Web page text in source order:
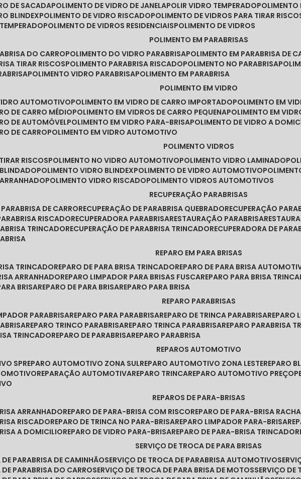
DE SACADA POLIMENTO DE VIDRO DE JANELA POLIR VIDRO TEMPERADO
BLINDEX POLIMENTO DE VIDRO RISCADO POLIMENTO DE VIDROS PARA TIRAR
POLIMENTO DE VIDROS RESIDENCIAIS POLIMENTO DE VIDROS
POLIMENTO EM PARABRISAS
DO CARRO POLIMENTO DO VIDRO PARABRISA POLIMENTO EM PARABRISA DE
TIRAR RISCOS POLIMENTO PARABRISA RISCADO POLIMENTO NO PARABRISA
POLIMENTO VIDRO PARABRISA POLIMENTO EM PARABRISA
POLIMENTO EM VIDRO
AUTOMOTIVO POLIMENTO EM VIDRO DE CARRO IMPORTADO POLIMENTO EM
DE CARRO MÉDIO POLIMENTO EM VIDROS DE CARRO PEQUENA POLIMENTO EM
DE AUTOMÓVEL POLIMENTO EM VIDRO PARA-BRISA POLIMENTO DE VIDRO A
DE CARRO POLIMENTO EM VIDRO AUTOMOTIVO
POLIMENTO VIDROS
RISCOS POLIMENTO NO VIDRO AUTOMOTIVO POLIMENTO VIDRO LAMINADO
POLIMENTO VIDRO BLINDEX POLIMENTO DE VIDRO AUTOMOTIVO
POLIMENTO VIDRO RISCADO POLIMENTO VIDROS AUTOMOTIVOS
RECUPERAÇÃO PARABRISAS
PARABRISA DE CARRO RECUPERAÇÃO DE PARABRISA QUEBRADO RECUPERAÇÃO
RISCADO RECUPERADORA PARABRISA RESTAURAÇÃO PARABRISA
TRINCADO RECUPERAÇÃO DE PARABRISA TRINCADO RECUPERADORA DE
REPARO EM PARA BRISAS
TRINCADO REPARO DE PARA BRISA TRINCADO REPARO DE PARA BRISA
ARRANHADO REPARO LIMPADOR PARA BRISAS FUSCA REPARO PARA BRISA
BRISA REPARO DE PARA BRISA REPARO PARA BRISA
REPARO PARABRISAS
PARABRISA REPARO PARA PARABRISA REPARO DE TRINCA PARABRISA
REPARO TRINCO PARABRISA REPARO TRINCA PARABRISA REPARO PARABRISA
TRINCADO REPARO DE PARABRISA REPARO PARABRISA
REPAROS AUTOMOTIVO
SP REPARO AUTOMOTIVO ZONA SUL REPARO AUTOMOTIVO ZONA LESTE REPARO
REPARAÇÃO AUTOMOTIVA REPARO TRINCA REPARO AUTOMOTIVO PREÇO
REPAROS DE PARA-BRISAS
ARRANHADO REPARO DE PARA-BRISA COM RISCO REPARO DE PARA-BRISA
RISCADO REPARO DE TRINCA NO PARA-BRISA REPARO LIMPADOR PARA-BRISA
A DOMICILIO REPARO DE VIDRO PARA-BRISA REPARO DE PARA-BRISA TRINCADO
SERVIÇO DE TROCA DE PARA BRISAS
DE PARABRISA DE CAMINHÃO SERVIÇO DE TROCA DE PARABRISA AUTOMOTIVO
DE PARABRISA DO CARRO SERVIÇO DE TROCA DE PARA BRISA DE MOTOS SERVIÇO